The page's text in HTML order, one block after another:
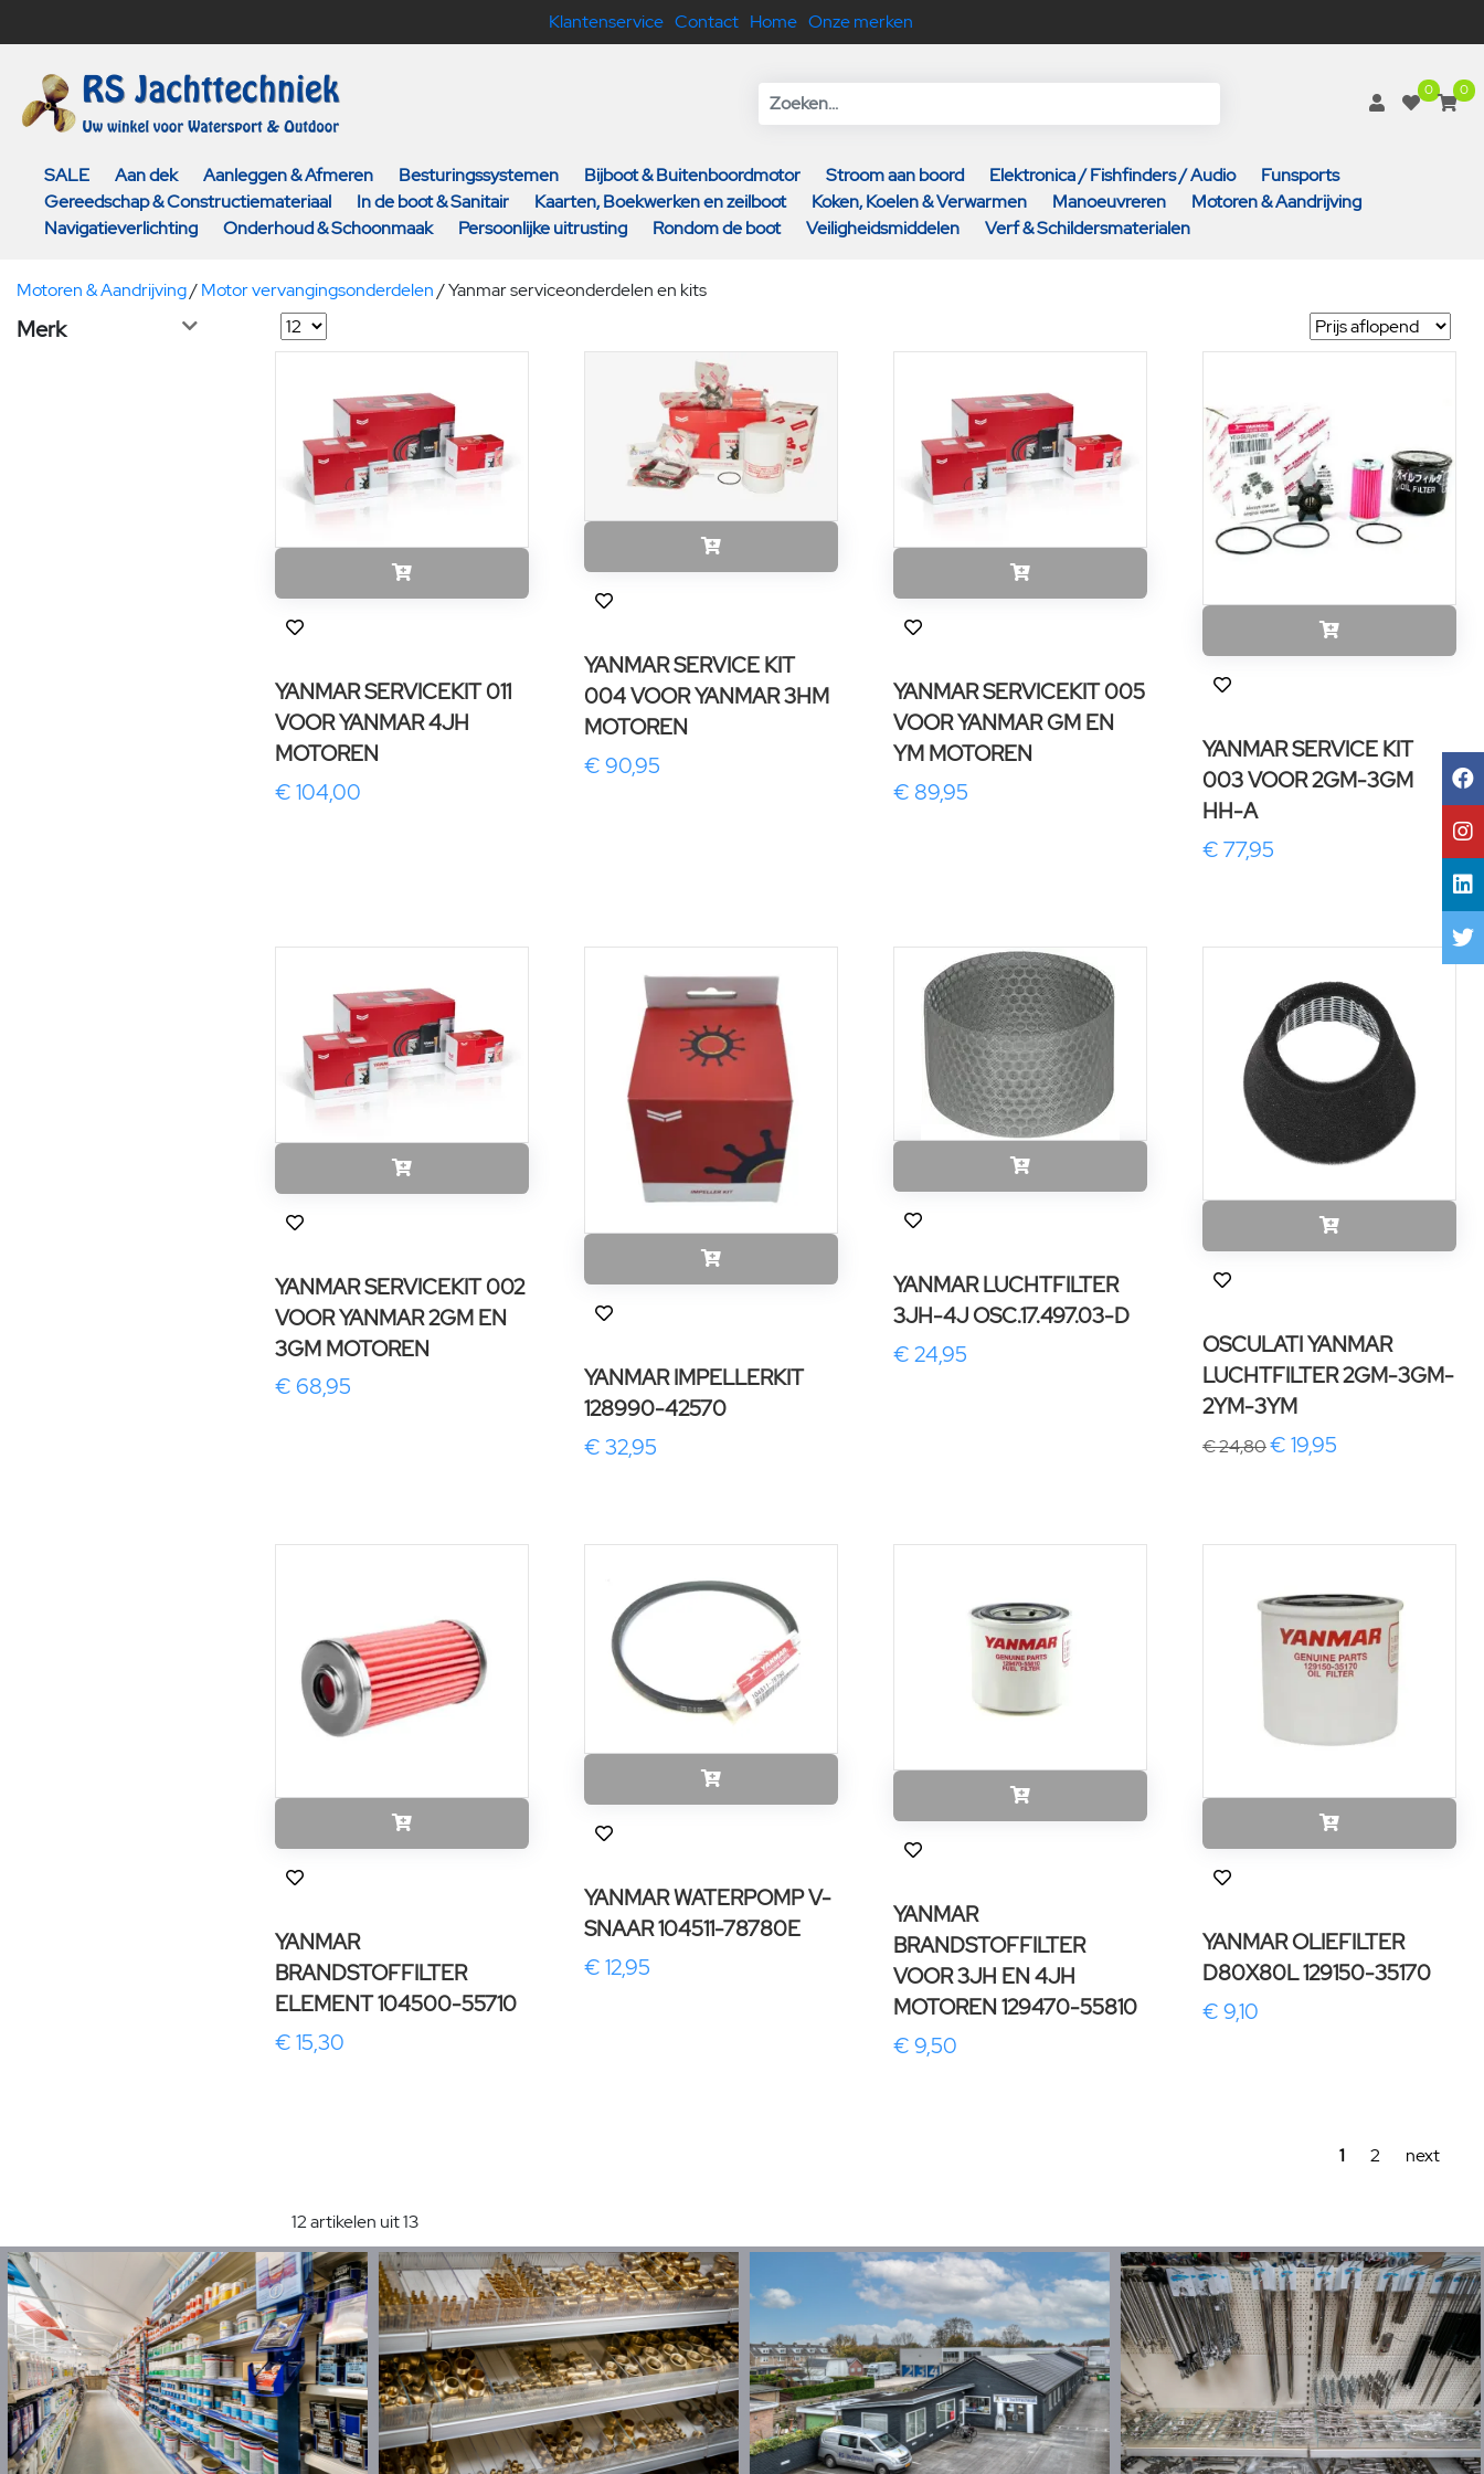
Klantenservice Contact Home Onze merken
0 0
SALE Aan dek Aanleggen & Afmeren Besturingssystemen Bijboot & Buitenboordmotor Stroom aan boord Elektronica / Fishfinders / Audio
Funsports
Gereedschap & Constructiemateriaal
In de boot & Sanitair Kaarten, Boekwerken en zeilboot Koken, Koelen & Verwarmen Manoeuvreren
Motoren & Aandrijving
Navigatieverlichting
Onderhoud & Schoonmaak Persoonlijke uitrusting Rondom de boot Veiligheidsmiddelen Verf & Schildersmaterialen
Motoren & Aandrijving/Motor vervangingsonderdelen/Yanmar serviceonderdelen en kits
Merk
YANMAR SERVICEKIT 011
VOOR YANMAR 4JH
MOTOREN
€ 104,00
YANMAR SERVICE KIT
004 VOOR YANMAR 3HM
MOTOREN
€ 90,95
YANMAR SERVICEKIT 005
VOOR YANMAR GM EN
YM MOTOREN
€ 89,95
YANMAR SERVICE KIT
003 VOOR 2GM-3GM
HH-A
€ 77,95
YANMAR SERVICEKIT 002
VOOR YANMAR 2GM EN
3GM MOTOREN
€ 68,95
YANMAR IMPELLERKIT
128990-42570
€ 32,95
YANMAR LUCHTFILTER
3JH-4J OSC.17.497.03-D
€ 24,95
OSCULATI YANMAR
LUCHTFILTER 2GM-3GM-
2YM-3YM
€ 24,80€ 19,95
YANMAR
BRANDSTOFFILTER
ELEMENT 104500-55710
€ 15,30
YANMAR WATERPOMP V-
SNAAR 104511-78780E
€ 12,95
YANMAR
BRANDSTOFFILTER
VOOR 3JH EN 4JH
MOTOREN 129470-55810
€ 9,50
YANMAR OLIEFILTER
D80X80L 129150-35170
€ 9,10
1 2 next
12 artikelen uit 13